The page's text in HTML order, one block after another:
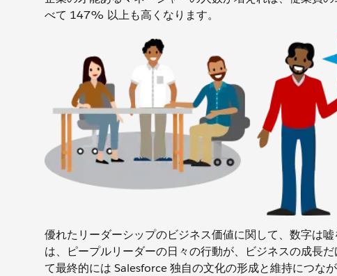
べて 147% 以上も高くなります。
優れたリーダーシップのビジネス価値に関して、数字は
は、ピープルリーダーの日々の行動が、ビジネスの成長
て最終的には Salesforce 独自の文化の形成と維持につな